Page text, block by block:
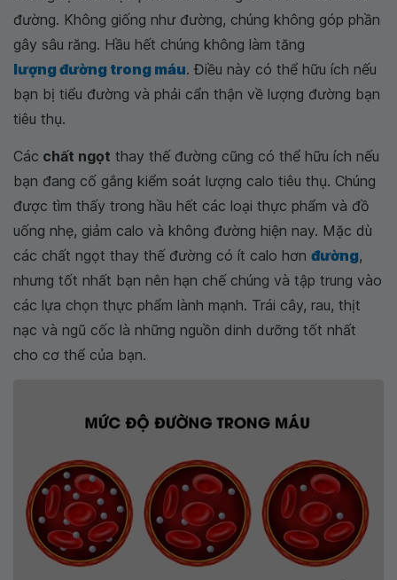
đường. Không giống như đường, chúng không góp phần
gây sâu răng. Hầu hết chúng không làm tăng
lượng đường trong máu. Điều này có thể hữu ích nếu
bạn bị tiểu đường và phải cẩn thận về lượng đường bạn
tiêu thụ.
Các chất ngọt thay thế đường cũng có thể hữu ích nếu
bạn đang cố gắng kiểm soát lượng calo tiêu thụ. Chúng
được tìm thấy trong hầu hết các loại thực phẩm và đồ
uống nhẹ, giảm calo và không đường hiện nay. Mặc dù
các chất ngọt thay thế đường có ít calo hơn đường,
nhưng tốt nhất bạn nên hạn chế chúng và tập trung vào
các lựa chọn thực phẩm lành mạnh. Trái cây, rau, thịt
nạc và ngũ cốc là những nguồn dinh dưỡng tốt nhất
cho cơ thể của bạn.